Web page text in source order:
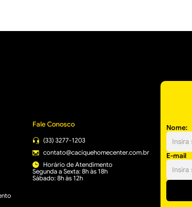
Fale Conosco
(33) 3277-1203
contato@caciquehomecenter.com.br
Horário de Atendimento
Segunda a Sexta: 8h às 18h
Sábado: 8h às 12h
Nome:
E-mail